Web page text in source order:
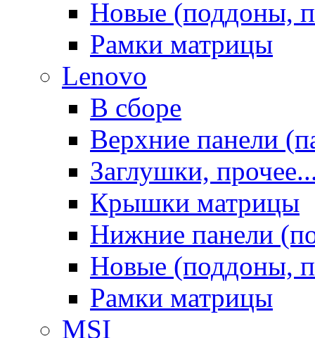
Новые (поддоны,
Рамки матрицы
Lenovo
В сборе
Верхние панели
Заглушки,
Крышки матрицы
Нижние панели
Новые (поддоны,
Рамки матрицы
MSI